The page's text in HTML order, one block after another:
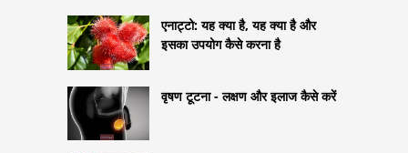
एनाट्टो: यह क्या है, यह क्या है और
इसका उपयोग कैसे करना है
वृषण टूटना - लक्षण और इलाज कैसे करें